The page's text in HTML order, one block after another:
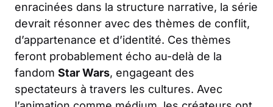
enracinées dans la structure narrative, la série
devrait résonner avec des thèmes de conflit,
d’appartenance et d’identité. Ces thèmes
feront probablement écho au-delà de la
fandom Star Wars, engageant des
spectateurs à travers les cultures. Avec